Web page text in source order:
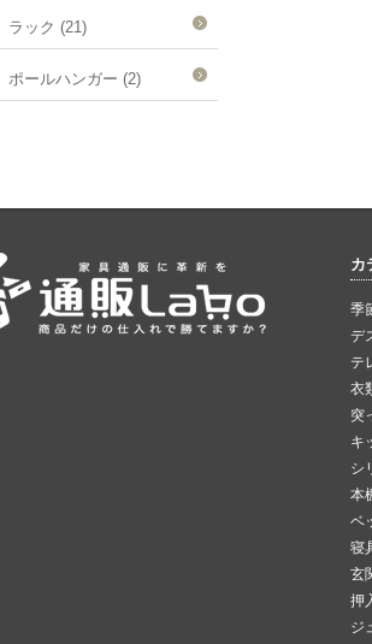
ラック (21)
ポールハンガー (2)
カ
季
デ
テ
衣
突
キ
シ
本
ベ
寝
玄
押
ジ